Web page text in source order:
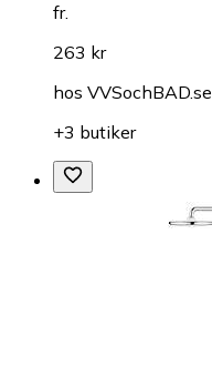
fr.
263 kr
hos VVSochBAD.se
+3 butiker